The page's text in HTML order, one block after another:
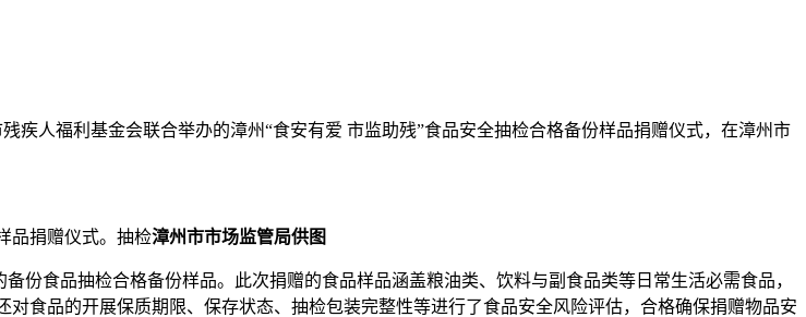
疾人福利基金会联合举办的漳州“食安有爱 市监助残”食品安全抽检合格备份样品捐赠仪式，在漳州市
品捐赠仪式。抽检漳州市市场监管局供图
份食品抽检合格备份样品。此次捐赠的食品样品涵盖粮油类、饮料与副食品类等日常生活必需食品，
对食品的开展保质期限、保存状态、抽检包装完整性等进行了食品安全风险评估，合格确保捐赠物品安